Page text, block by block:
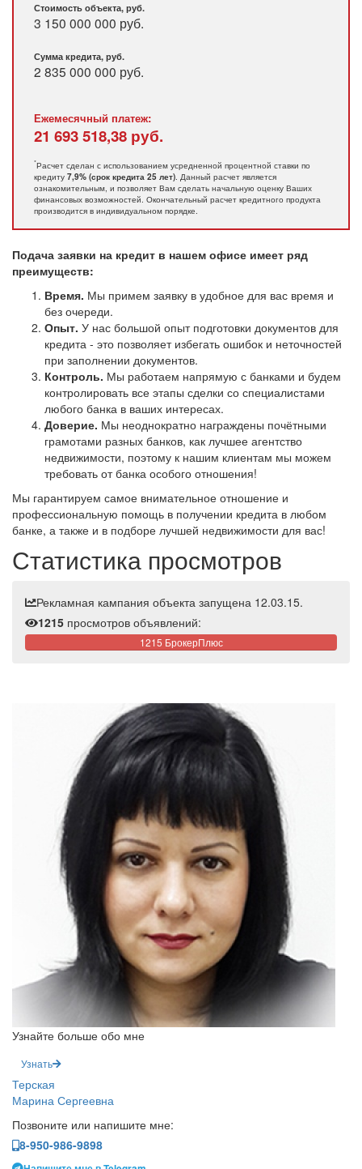
Стоимость объекта, руб.
3 150 000 000 руб.
Сумма кредита, руб.
2 835 000 000 руб.
Ежемесячный платеж:
21 693 518,38 руб.
*Расчет сделан с использованием усредненной процентной ставки по
кредиту 7,9% (срок кредита 25 лет). Данный расчет является
ознакомительным, и позволяет Вам сделать начальную оценку Ваших
финансовых возможностей. Окончательный расчет кредитного продукта
производится в индивидуальном порядке.
Подача заявки на кредит в нашем офисе имеет ряд
преимуществ:
Время. Мы примем заявку в удобное для вас время и
без очереди.
Опыт. У нас большой опыт подготовки документов для
кредита - это позволяет избегать ошибок и неточностей
при заполнении документов.
Контроль. Мы работаем напрямую с банками и будем
контролировать все этапы сделки со специалистами
любого банка в ваших интересах.
Доверие. Мы неоднократно награждены почётными
грамотами разных банков, как лучшее агентство
недвижимости, поэтому к нашим клиентам мы можем
требовать от банка особого отношения!
Мы гарантируем самое внимательное отношение и
профессиональную помощь в получении кредита в любом
банке, а также и в подборе лучшей недвижимости для вас!
Статистика просмотров
Рекламная кампания объекта запущена 12.03.15.
1215 просмотров объявлений:
1215 БрокерПлюс
Узнайте больше обо мне
Узнать
Терская
Марина Сергеевна
Позвоните или напишите мне:
8-950-986-9898